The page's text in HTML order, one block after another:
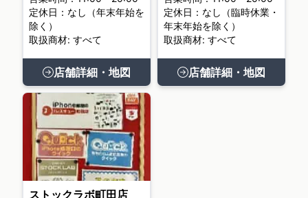
定休日：なし（年末年始を
除く）
取扱商材: すべて
店舗詳細・地図
定休日：なし（臨時休業・
年末年始を除く）
取扱商材: すべて
店舗詳細・地図
ストックラボ町田店